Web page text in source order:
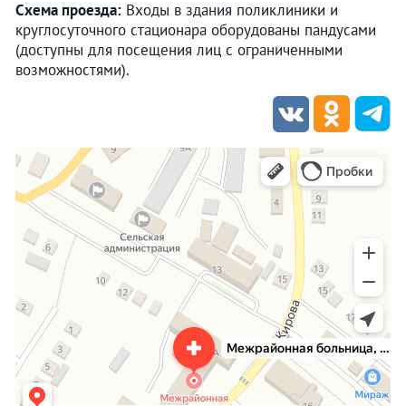
Схема проезда: Входы в здания поликлиники и
круглосуточного стационара оборудованы пандусами
(доступны для посещения лиц с ограниченными
возможностями).